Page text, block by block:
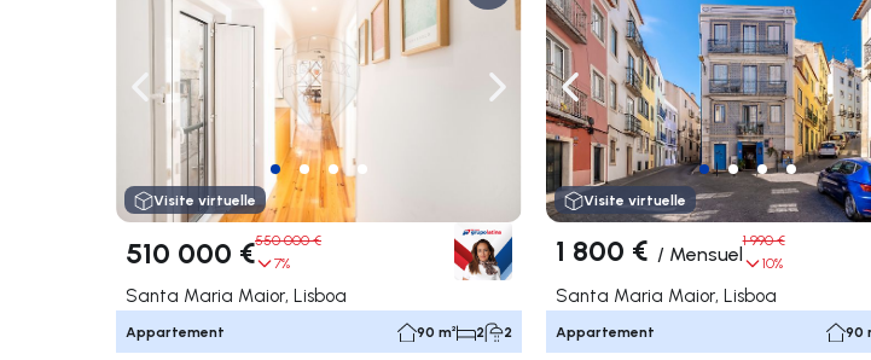
Naviguer vers la gauche Naviguer vers la droite
Visite virtuelle
510 000 €550 000 €
7%
Santa Maria Maior, Lisboa
Appartement 90 m² 2 2
Naviguer vers la gauche
Visite virtuelle
1 800 € / Mensuel
1 990 €
10%
Santa Maria Maior, Lisboa
Appartement 90